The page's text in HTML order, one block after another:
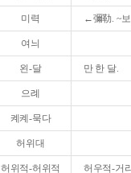
미력 ←彌勒. ~
여늬
왼-달 만 한 달.
으례
켸켸-묵다
허위대
허위적-허위적 허우적-거